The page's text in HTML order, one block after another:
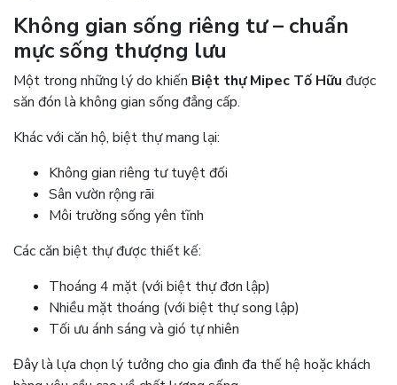
Không gian sống riêng tư – chuẩn
mực sống thượng lưu
Một trong những lý do khiến Biệt thự Mipec Tố Hữu được
săn đón là không gian sống đẳng cấp.
Khác với căn hộ, biệt thự mang lại:
Không gian riêng tư tuyệt đối
Sân vườn rộng rãi
Môi trường sống yên tĩnh
Các căn biệt thự được thiết kế:
Thoáng 4 mặt (với biệt thự đơn lập)
Nhiều mặt thoáng (với biệt thự song lập)
Tối ưu ánh sáng và gió tự nhiên
Đây là lựa chọn lý tưởng cho gia đình đa thế hệ hoặc khách